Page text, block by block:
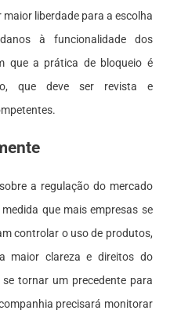
liberdade para a escolha
à funcionalidade dos
que a prática de bloqueio é
que deve ser revista e
a regulação do mercado
que mais empresas se
controlar o uso de produtos,
maior clareza e direitos do
tornar um precedente para
precisará monitorar